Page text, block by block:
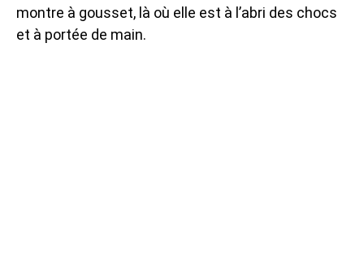
montre à gousset, là où elle est à l’abri des chocs
et à portée de main.